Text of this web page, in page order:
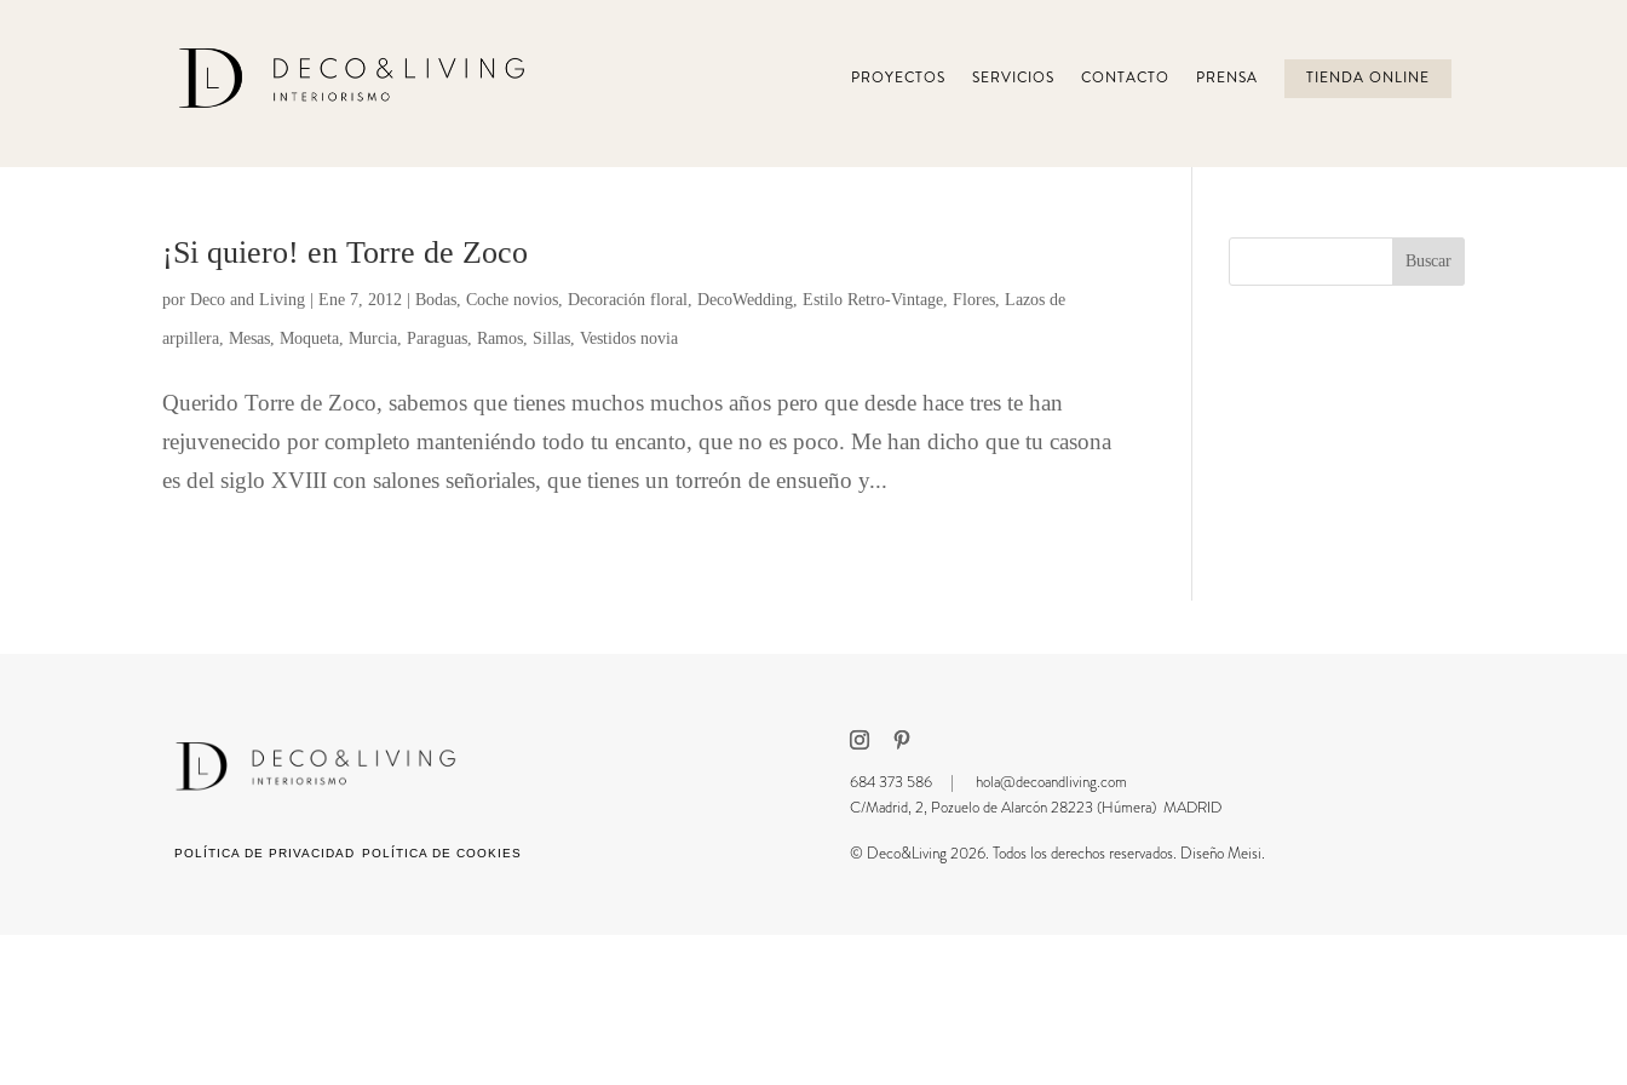
PROYECTOS SERVICIOS CONTACTO PRENSA TIENDA ONLINE
¡Si quiero! en Torre de Zoco
porDeco and Living |Ene 7, 2012 |Bodas ,Coche novios ,Decoración floral ,DecoWedding ,Estilo Retro-Vintage ,Flores ,Lazos de
arpillera ,Mesas ,Moqueta ,Murcia ,Paraguas ,Ramos Sillas ,Vestidos novia
Querido Torre de Zoco, sabemos que tienes muchos muchos años pero que desde hace tres te han
rejuvenecido por completo manteniéndo todo tu encanto, que no es poco. Me han dicho que tu casona
es del siglo XVIII con salones señoriales, que tienes un torreón de ensueño y...
POLÍTICA DE PRIVACIDAD POLÍTICA DE COOKIES
684 373 586 | hola@decoandliving.com
C/Madrid, 2, Pozuelo de Alarcón 28223 (Húmera) MADRID
© Deco&Living 2026. Todos los derechos reservados. Diseño Meisi.